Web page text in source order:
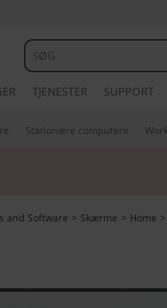
TJENESTER SUPPORT
Stationære computere
and Software > Skærme > Home >